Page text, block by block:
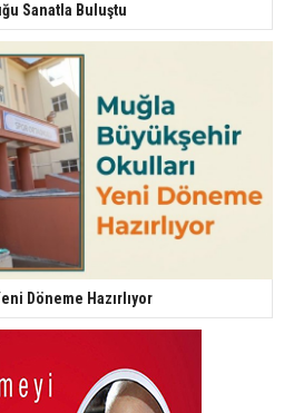
Sanatla Buluştu
Döneme Hazırlıyor